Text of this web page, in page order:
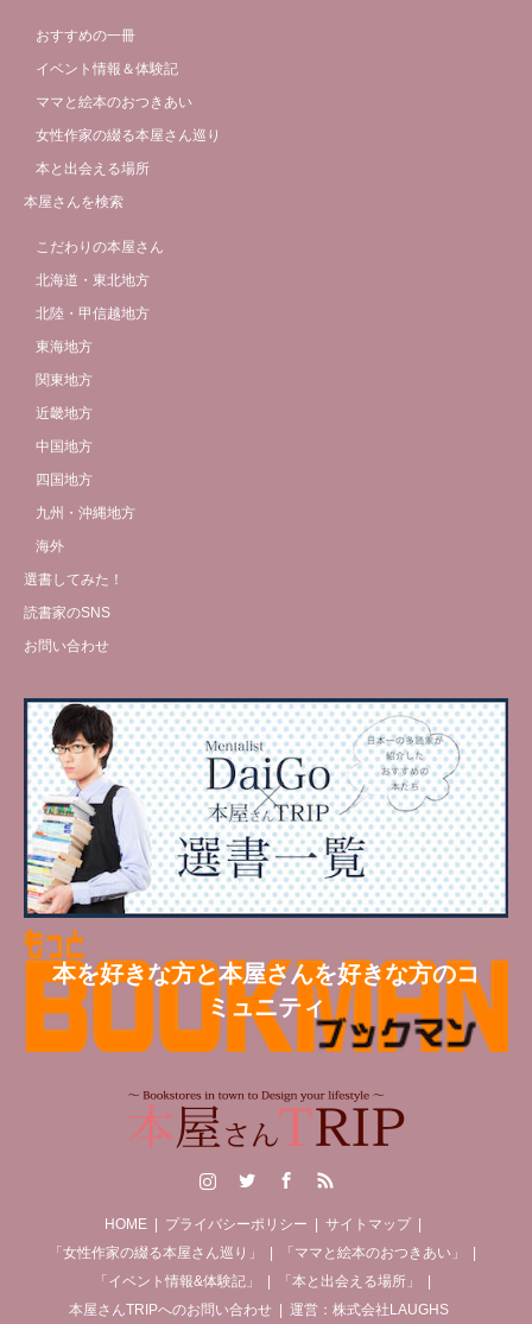
おすすめの一冊
イベント情報＆体験記
ママと絵本のおつきあい
女性作家の綴る本屋さん巡り
本と出会える場所
本屋さんを検索
こだわりの本屋さん
北海道・東北地方
北陸・甲信越地方
東海地方
関東地方
近畿地方
中国地方
四国地方
九州・沖縄地方
海外
選書してみた！
読書家のSNS
お問い合わせ
本を好きな方と本屋さんを好きな方のコ
ミュニティ
RSS
HOME プライバシーポリシー
サイトマップ
「女性作家の綴る本屋さん巡り」
「ママと絵本のおつきあい」
「イベント情報&体験記」
「本と出会える場所」
本屋さんTRIPへのお問い合わせ
運営：株式会社LAUGHS